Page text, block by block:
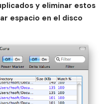
y eliminar estos
espacio en el disco